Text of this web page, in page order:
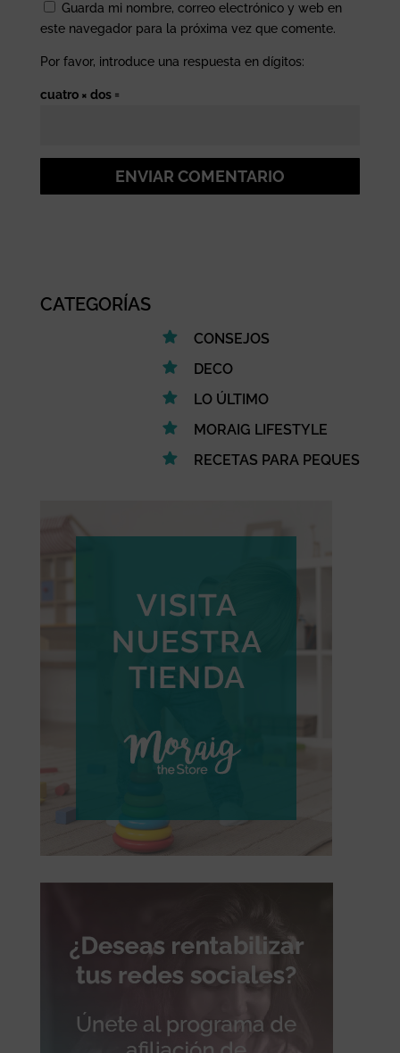
Guarda mi nombre, correo electrónico y web en
este navegador para la próxima vez que comente.
Por favor, introduce una respuesta en dígitos:
cuatro × dos =
ENVIAR COMENTARIO
CATEGORÍAS
CONSEJOS
DECO
LO ÚLTIMO
MORAIG LIFESTYLE
RECETAS PARA PEQUES